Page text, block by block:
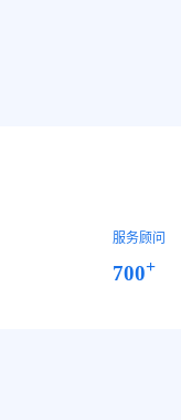
服务顾问
700+